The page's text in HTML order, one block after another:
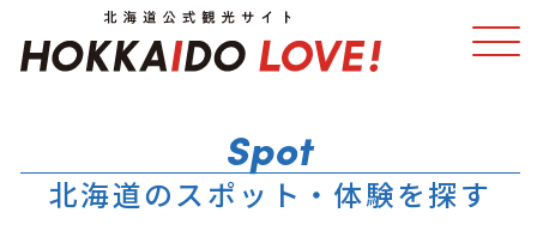
特集 スポット・体験
北海道のスポット・体験を探す